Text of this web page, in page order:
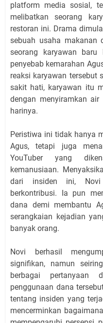
platform media sosial,
melibatkan seorang
restoran ini. Drama
sebuah usaha makanan
seorang karyawan
penyebab kemarahan
reaksi karyawan tersebut
sakit hati, karyawan itu
dengan menyiramkan air
harinya.
Peristiwa ini tidak hanya
Agus, tetapi juga
YouTuber yang
kemanusiaan.
dari insiden ini, Novi
berkontribusi. Ia pun
dana demi membantu
serangkaian kejadian
banyak orang.
Novi berhasil
signifikan, namun
berbagai pertanyaan
penggunaan dana
tentang insiden yang
mencerminkan